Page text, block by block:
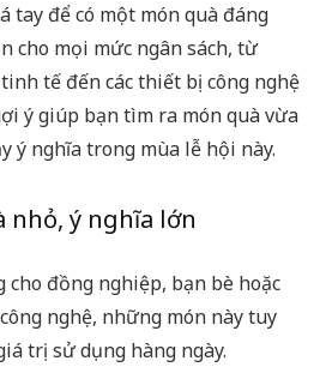
tay để có một món quà đáng
cho mọi mức ngân sách, từ
tế đến các thiết bị công nghệ
ý giúp bạn tìm ra món quà vừa
ý nghĩa trong mùa lễ hội này.
nhỏ, ý nghĩa lớn
cho đồng nghiệp, bạn bè hoặc
nghệ, những món này tuy
trị sử dụng hàng ngày.